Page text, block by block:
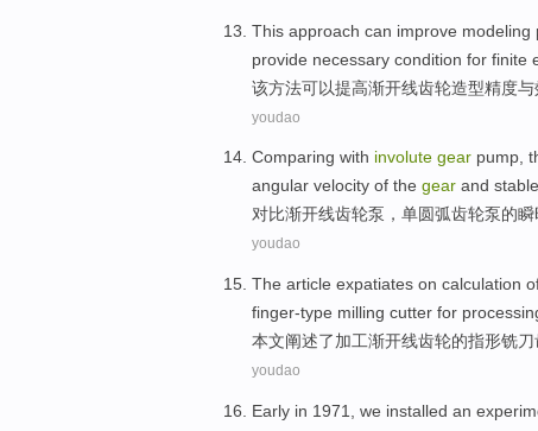
This approach can improve modeling
provide necessary condition for finite
该方法可以提高渐开线齿轮造型精度与
youdao
Comparing with involute gear pump,
angular velocity of the gear and stable
对比渐开线齿轮泵 ，单圆弧齿轮泵的瞬
youdao
The article expatiates on calculation
finger-type milling cutter for
本文阐述了加工渐开线齿轮的指形铣刀
youdao
Early in 1971, we installed an